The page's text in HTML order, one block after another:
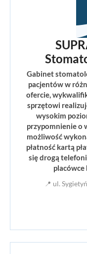
Gabinet
pacjentów w
ofercie,
sprzętowi
wysokim
przypomnienie o
możliwość
płatność kartą
się drogą
📍 ul.